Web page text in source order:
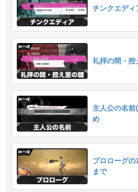
チンクエディ
礼拝の間・控
主人公の名前
め
プロローグ
まで